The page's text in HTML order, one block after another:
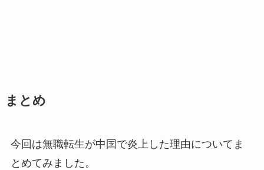
まとめ
今回は無職転生が中国で炎上した理由についてま
とめてみました。